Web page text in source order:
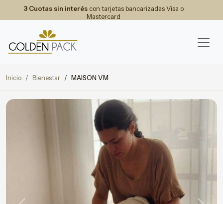
3 Cuotas sin interéscon tarjetas bancarizadas Visa o
Mastercard
Inicio Bienestar MAISON VM